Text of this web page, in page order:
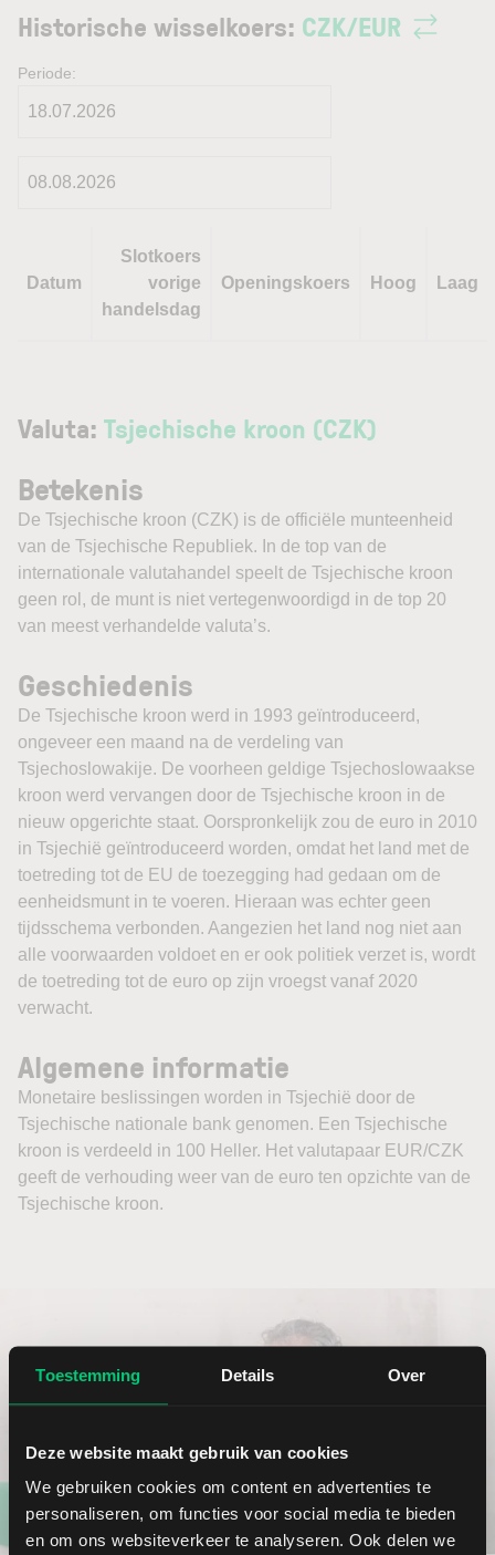
Toestemming Details Over
Deze website maakt gebruik van cookies
We gebruiken cookies om content en advertenties te
personaliseren, om functies voor social media te bieden
en om ons websiteverkeer te analyseren. Ook delen we
Historische wisselkoers: CZK/EUR
Periode:
Datum
Slotkoers
vorige
handelsdag
Openingskoers Hoog Laag
Valuta: Tsjechische kroon (CZK)
Betekenis
De Tsjechische kroon (CZK) is de officiële munteenheid
van de Tsjechische Republiek. In de top van de
internationale valutahandel speelt de Tsjechische kroon
geen rol, de munt is niet vertegenwoordigd in de top 20
van meest verhandelde valuta’s.
Geschiedenis
De Tsjechische kroon werd in 1993 geïntroduceerd,
ongeveer een maand na de verdeling van
Tsjechoslowakije. De voorheen geldige Tsjechoslowaakse
kroon werd vervangen door de Tsjechische kroon in de
nieuw opgerichte staat. Oorspronkelijk zou de euro in 2010
in Tsjechië geïntroduceerd worden, omdat het land met de
toetreding tot de EU de toezegging had gedaan om de
eenheidsmunt in te voeren. Hieraan was echter geen
tijdsschema verbonden. Aangezien het land nog niet aan
alle voorwaarden voldoet en er ook politiek verzet is, wordt
de toetreding tot de euro op zijn vroegst vanaf 2020
verwacht.
Algemene informatie
Monetaire beslissingen worden in Tsjechië door de
Tsjechische nationale bank genomen. Een Tsjechische
kroon is verdeeld in 100 Heller. Het valutapaar EUR/CZK
geeft de verhouding weer van de euro ten opzichte van de
Tsjechische kroon.